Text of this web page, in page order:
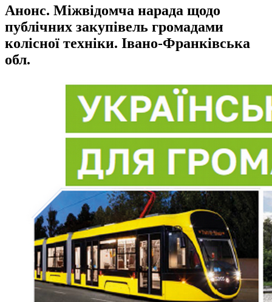
Анонс. Міжвідомча нарада щодо
публічних закупівель громадами
колісної техніки. Івано-Франківська
обл.